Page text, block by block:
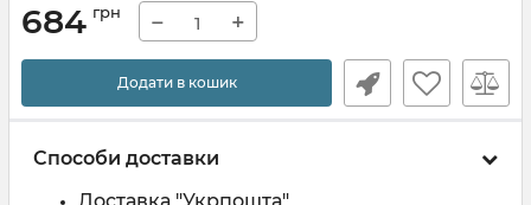
684 грн − +
Додати в кошик
Способи доставки